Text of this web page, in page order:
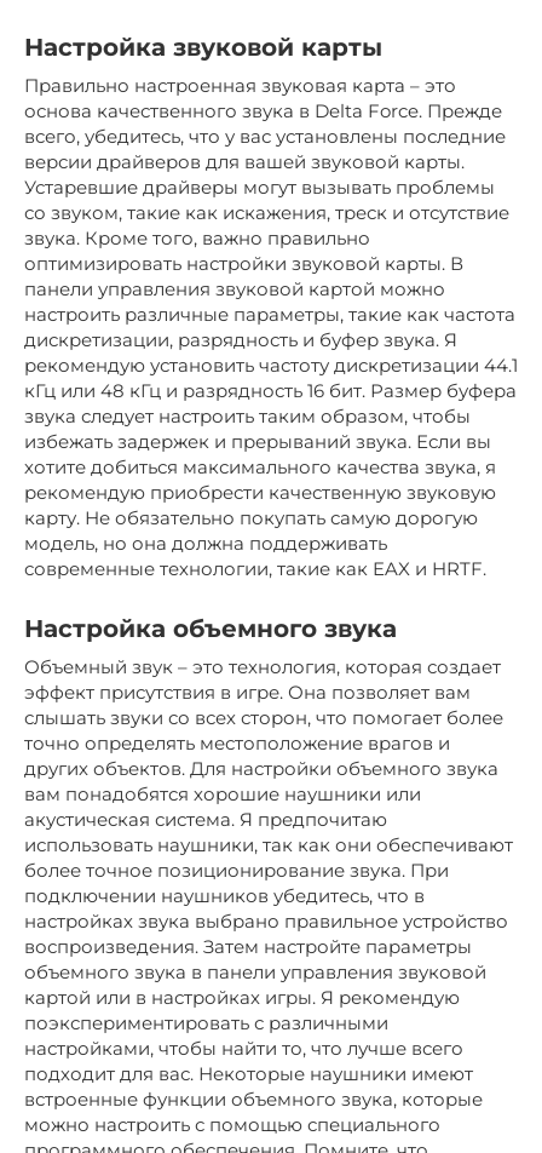
Настройка звуковой карты
Правильно настроенная звуковая карта – это
основа качественного звука в Delta Force. Прежде
всего, убедитесь, что у вас установлены последние
версии драйверов для вашей звуковой карты.
Устаревшие драйверы могут вызывать проблемы
со звуком, такие как искажения, треск и отсутствие
звука. Кроме того, важно правильно
оптимизировать настройки звуковой карты. В
панели управления звуковой картой можно
настроить различные параметры, такие как частота
дискретизации, разрядность и буфер звука. Я
рекомендую установить частоту дискретизации 44.1
кГц или 48 кГц и разрядность 16 бит. Размер буфера
звука следует настроить таким образом, чтобы
избежать задержек и прерываний звука. Если вы
хотите добиться максимального качества звука, я
рекомендую приобрести качественную звуковую
карту. Не обязательно покупать самую дорогую
модель, но она должна поддерживать
современные технологии, такие как EAX и HRTF.
Настройка объемного звука
Объемный звук – это технология, которая создает
эффект присутствия в игре. Она позволяет вам
слышать звуки со всех сторон, что помогает более
точно определять местоположение врагов и
других объектов. Для настройки объемного звука
вам понадобятся хорошие наушники или
акустическая система. Я предпочитаю
использовать наушники, так как они обеспечивают
более точное позиционирование звука. При
подключении наушников убедитесь, что в
настройках звука выбрано правильное устройство
воспроизведения. Затем настройте параметры
объемного звука в панели управления звуковой
картой или в настройках игры. Я рекомендую
поэкспериментировать с различными
настройками, чтобы найти то, что лучше всего
подходит для вас. Некоторые наушники имеют
встроенные функции объемного звука, которые
можно настроить с помощью специального